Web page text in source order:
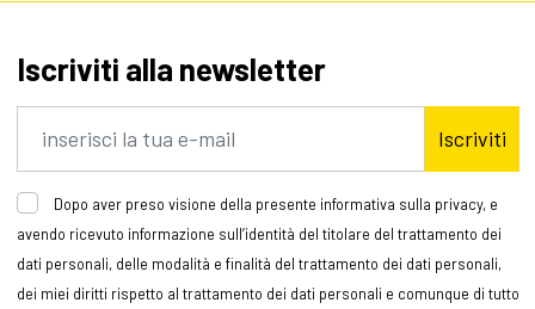
Iscriviti alla newsletter
Iscriviti
Dopo aver preso visione della presente informativa sulla privacy, e
avendo ricevuto informazione sull’identità del titolare del trattamento dei
dati personali, delle modalità e finalità del trattamento dei dati personali,
dei miei diritti rispetto al trattamento dei dati personali e comunque di tutto